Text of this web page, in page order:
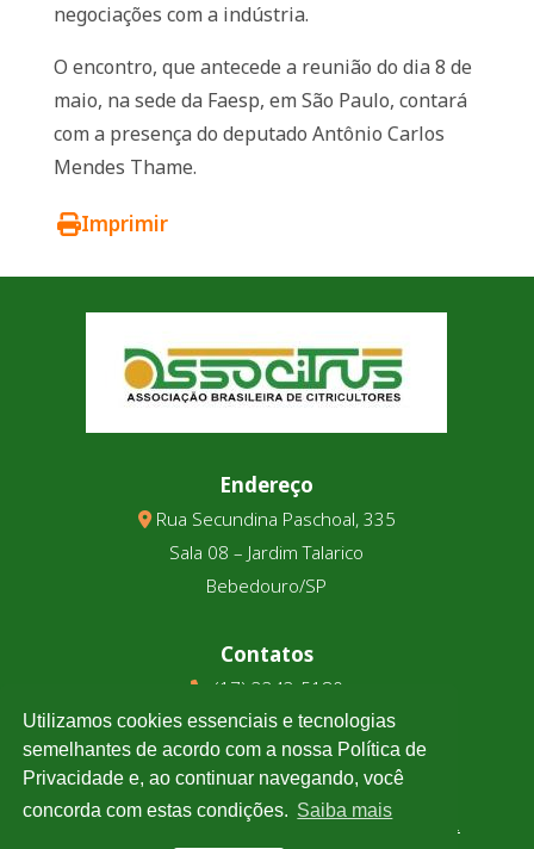
negociações com a indústria.
O encontro, que antecede a reunião do dia 8 de
maio, na sede da Faesp, em São Paulo, contará
com a presença do deputado Antônio Carlos
Mendes Thame.
Imprimir
Endereço
Rua Secundina Paschoal, 335
Sala 08 – Jardim Talarico
Bebedouro/SP
Contatos
(17) 3343-5180
(17) 99123-9831
Cotação
Clique e confira a cotação de todas as moedas.
Utilizamos cookies essenciais e tecnologias
semelhantes de acordo com a nossa Política de
Privacidade e, ao continuar navegando, você
concorda com estas condições. Saiba mais